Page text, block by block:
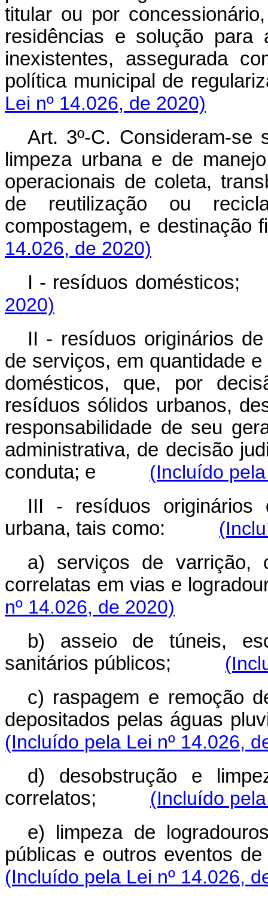
titular ou por
residências e solução para
inexistentes, assegurada
política municipal de
Lei nº 14.026, de 2020)
Art. 3º-C. Consideram-se
limpeza urbana e de
operacionais de coleta,
de reutilização ou
compostagem, e destinação
14.026, de 2020)
I - resíduos domésticos;
2020)
II - resíduos originários
de serviços, em quantidade
domésticos, que, por
resíduos sólidos urbanos,
responsabilidade de seu
administrativa, de decisão
conduta; e
(Incluído
III - resíduos originários
urbana, tais como:
a) serviços de varrição,
correlatas em vias e
nº 14.026, de 2020)
b) asseio de túneis,
sanitários públicos;
c) raspagem e remoção
depositados pelas águas
(Incluído pela Lei nº 14.026,
d) desobstrução e
correlatos;
(Incluído
e) limpeza de
públicas e outros eventos
(Incluído pela Lei nº 14.026,